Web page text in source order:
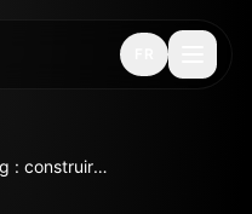
Personal Branding : construire votre image en ligne